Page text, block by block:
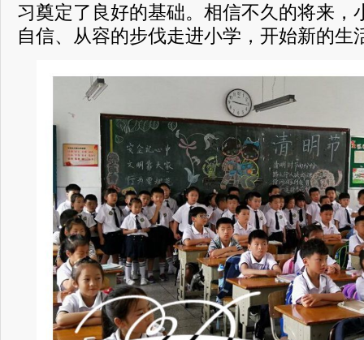
习奠定了良好的基础。相信不久的将来，
自信、从容的步伐走进小学，开始新的